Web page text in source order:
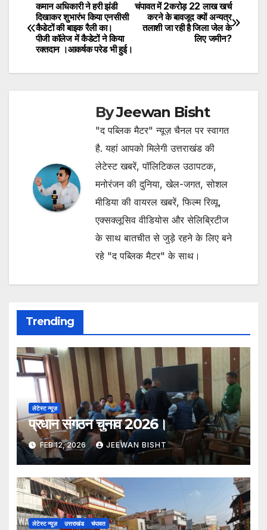
Post
navigation
चंपावत में 2करोड़ 22 लाख खर्च
करने के बावजूद क्यों अन्यत्र
तलाशी जा रही है जिला जेल के
लिए जमीन?
कमान अधिकारी ने हरी झंडी
दिखाकर शुभारंभ किया एनसीसी
कैडेटों की बाइक रैली का।
पीजी कॉलेज में कैडेटों ने किया
रक्तदान ।आकर्षक परेड भी हुई।
ByJeewan Bisht
"द पब्लिक मैटर" न्यूज़ चैनल पर स्वागत
है. यहां आपको मिलेगी उत्तराखंड की
लेटेस्ट खबरें, पॉलिटिकल उठापटक,
मनोरंजन की दुनिया, खेल-जगत, सोशल
मीडिया की वायरल खबरें, फिल्म रिव्यू,
एक्सक्लूसिव वीडियोस और सेलिब्रिटीज
के साथ बातचीत से जुड़े रहने के लिए बने
रहे "द पब्लिक मैटर" के साथ।
Trending
लेटेस्ट न्यूज़
प्रधान संगठन चुनाव 2026।
FEB 12, 2026 JEEWAN BISHT
लेटेस्ट न्यूज़ उत्तराखंड चंपावत